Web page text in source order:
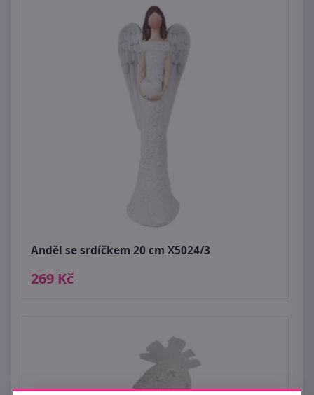
Anděl se srdíčkem 20 cm X5024/3
269 Kč